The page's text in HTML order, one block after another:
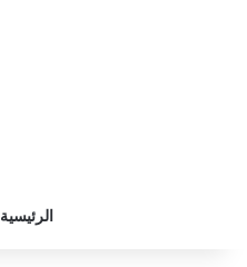
الرئيسية